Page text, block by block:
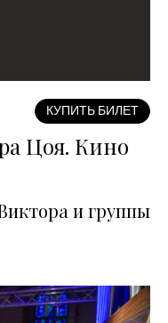
КУПИТЬ БИЛЕТ
Цоя. Кино
и группы